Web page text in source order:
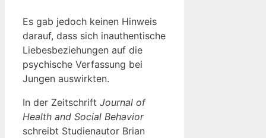
Es gab jedoch keinen Hinweis
darauf, dass sich inauthentische
Liebesbeziehungen auf die
psychische Verfassung bei
Jungen auswirkten.
In der Zeitschrift Journal of
Health and Social Behavior
schreibt Studienautor Brian